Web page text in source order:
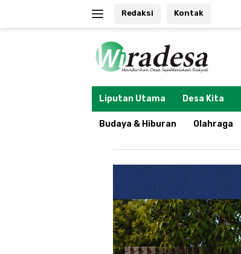
Redaksi Kontak
Liputan Utama Desa Kita
Budaya & Hiburan Olahraga